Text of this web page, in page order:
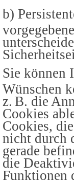
b)
Sie können
Wünschen
z. B. die
Cookies
Cookies,
nicht durch
gerade
die
Funktionen